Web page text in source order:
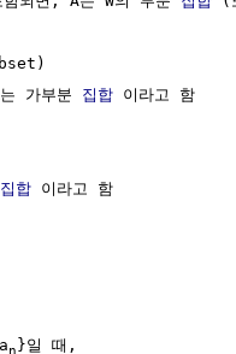
가부분 집합 이라고 함
집합 이라고 함
n}일 때,